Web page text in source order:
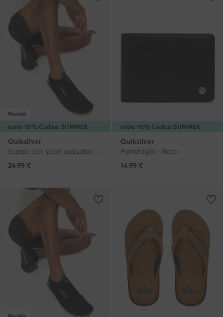
extra -15% Codice: SUMMER
Novità
Quiksilver
Scarpe per sport acquatici CEO-MP80-26009 Nero
24,99 €
extra -15% Codice: SUMMER
Quiksilver
Portafoglio · Nero
14,99 €